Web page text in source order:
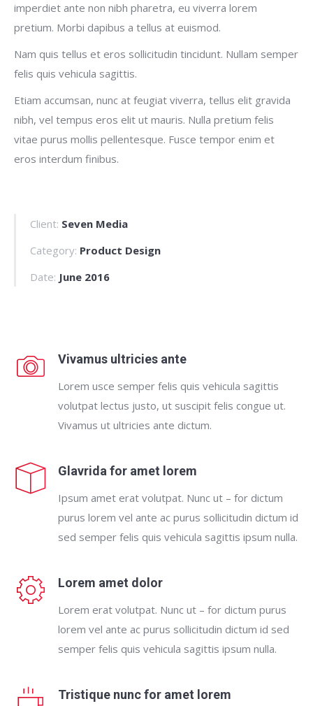
imperdiet ante non nibh pharetra, eu viverra lorem
pretium. Morbi dapibus a tellus at euismod.
Nam quis tellus et eros sollicitudin tincidunt. Nullam semper
felis quis vehicula sagittis.
Etiam accumsan, nunc at feugiat viverra, tellus elit gravida
nibh, vel tempus eros elit ut mauris. Nulla pretium felis
vitae purus mollis pellentesque. Fusce tempor enim et
eros interdum finibus.
Client: Seven Media
Category: Product Design
Date: June 2016
Vivamus ultricies ante
Lorem usce semper felis quis vehicula sagittis
volutpat lectus justo, ut suscipit felis congue ut.
Vivamus ut ultricies ante dictum.
Glavrida for amet lorem
Ipsum amet erat volutpat. Nunc ut – for dictum
purus lorem vel ante ac purus sollicitudin dictum id
sed semper felis quis vehicula sagittis ipsum nulla.
Lorem amet dolor
Lorem erat volutpat. Nunc ut – for dictum purus
lorem vel ante ac purus sollicitudin dictum id sed
semper felis quis vehicula sagittis ipsum nulla.
Tristique nunc for amet lorem